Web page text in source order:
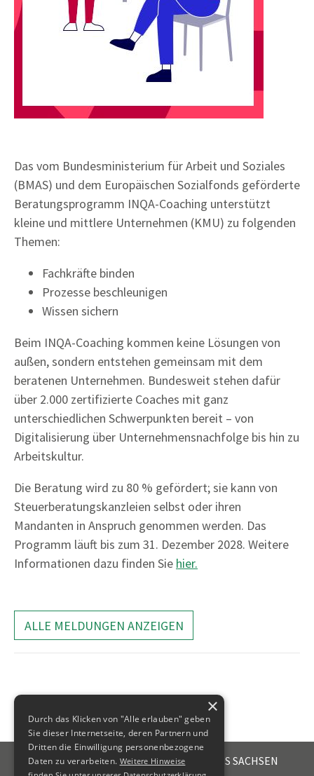
Das vom Bundesministerium für Arbeit und Soziales
(BMAS) und dem Europäischen Sozialfonds geförderte
Beratungsprogramm INQA-Coaching unterstützt
kleine und mittlere Unternehmen (KMU) zu folgenden
Themen:
Fachkräfte binden
Prozesse beschleunigen
Wissen sichern
Beim INQA-Coaching kommen keine Lösungen von
außen, sondern entstehen gemeinsam mit dem
beratenen Unternehmen. Bundesweit stehen dafür
über 2.000 zertifizierte Coaches mit ganz
unterschiedlichen Schwerpunkten bereit – von
Digitalisierung über Unternehmensnachfolge bis hin zu
Arbeitskultur.
Die Beratung wird zu 80 % gefördert; sie kann von
Steuerberatungskanzleien selbst oder ihren
Mandanten in Anspruch genommen werden. Das
Programm läuft bis zum 31. Dezember 2028. Weitere
Informationen dazu finden Sie hier.
ALLE MELDUNGEN ANZEIGEN
STEUERBERATERKAMMER DES FREISTAATES SACHSEN
×
Durch das Klicken von "Alle erlauben" geben
Sie dieser Internetseite, deren Partnern und
Dritten die Einwilligung personenbezogene
Daten zu verarbeiten. Weitere Hinweise